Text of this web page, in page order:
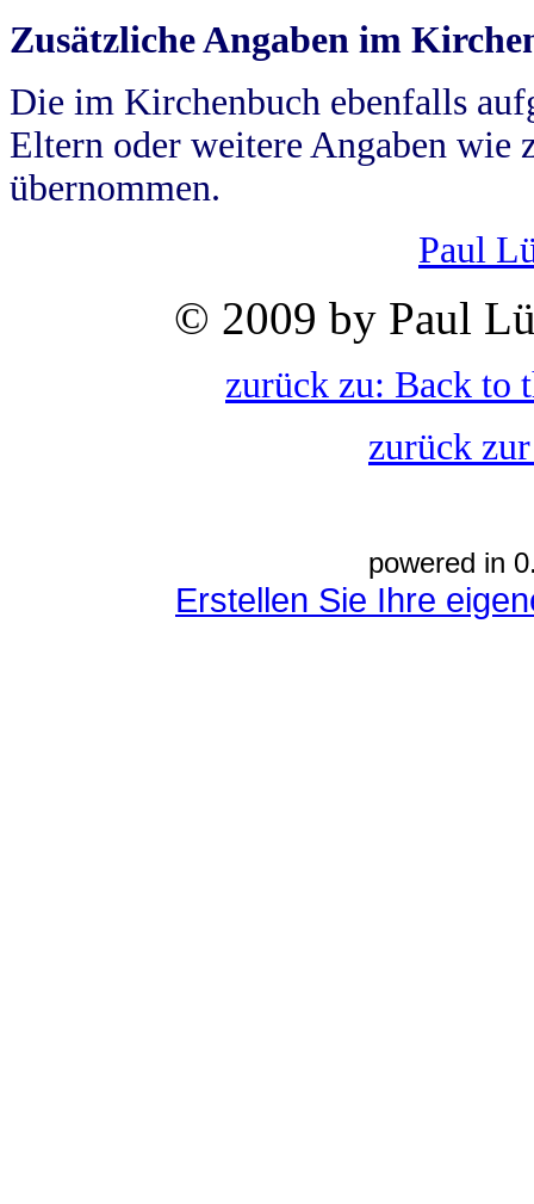
Zusätzliche Angaben im
Die im Kirchenbuch ebenfalls
Eltern oder weitere Angaben wie
übernommen.
Paul
© 2009 by Paul
zurück zu: Back to
zurück
powered in
Erstellen Sie Ihre